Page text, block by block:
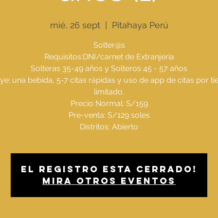
mié, 26 sept
  |
Pitahaya Perú
Solter@s
Requisitos:DNI/carnet de Extranjeria
Solteras 35-49 años y Solteros 45 - 57 años
una bebida, 5-7 citas rápidas y uso de app de citas por
limitado.
Precio Normal: S/159
Pre-venta: S/129 soles
El registro esta cerrado!
Mira otros eventos